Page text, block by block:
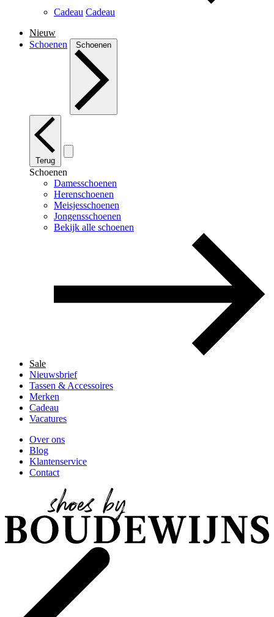
Cadeau Cadeau
Nieuw
Schoenen
Schoenen
Terug
Schoenen
Damesschoenen
Herenschoenen
Meisjesschoenen
Jongensschoenen
Bekijk alle schoenen
Sale
Nieuwsbrief
Tassen & Accessoires
Merken
Cadeau
Vacatures
Over ons
Blog
Klantenservice
Contact